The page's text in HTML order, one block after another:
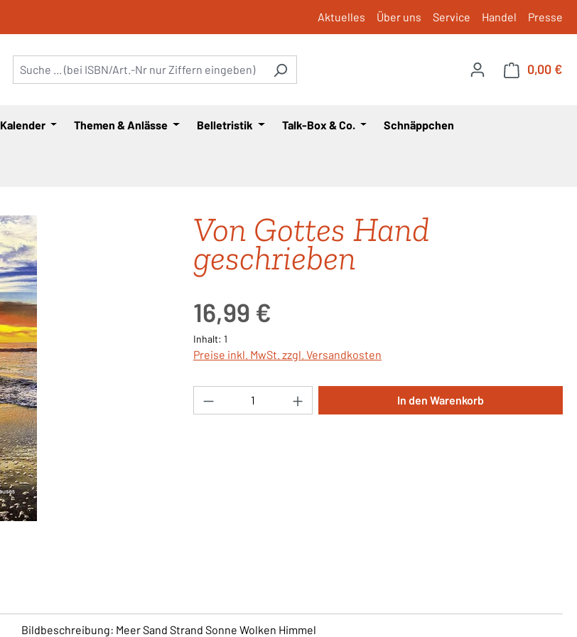
Aktuelles Über uns Service Handel Presse
0,00 €
Kalender Themen & Anlässe Belletristik Talk-Box & Co. Schnäppchen
Von Gottes Hand
geschrieben
16,99 €
Inhalt: 1
Preise inkl. MwSt. zzgl. Versandkosten
Produkt Anzahl: Gib den gewünschten Wert ein
In den Warenkorb
Bildbeschreibung: Meer Sand Strand Sonne Wolken Himmel